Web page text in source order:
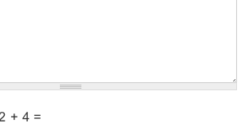
+ 4 =